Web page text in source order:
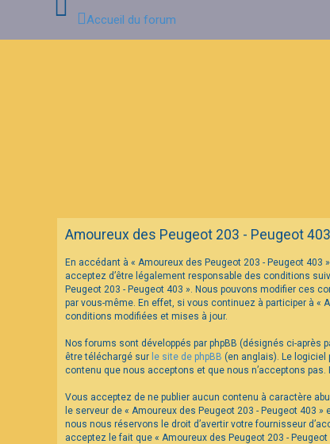
Accueil du forum
Amoureux des Peugeot 203 - Peugeot
En accédant à « Amoureux des Peugeot 203 - Peugeot 403
acceptez d’être légalement responsable des conditions
Peugeot 203 - Peugeot 403 ». Nous pouvons modifier ces
par vous-même. En effet, si vous continuez à participer à «
conditions modifiées et mises à jour.
Nos forums sont développés par phpBB (désignés ci-après
être téléchargé sur le site de phpBB (en anglais). Le logiciel
contenu que nous acceptons et que nous n’acceptons
Vous acceptez de ne publier aucun contenu à caractère
le serveur de « Amoureux des Peugeot 203 - Peugeot
nous nous réservons le droit d’avertir votre fournisseur
acceptez le fait que « Amoureux des Peugeot 203 -